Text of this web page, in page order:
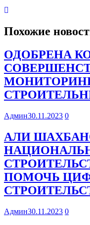
Похожие
ОДОБРЕНА
Админ30.11.2023 0
АЛИ
ПОМОЧЬ
Админ30.11.2023 0